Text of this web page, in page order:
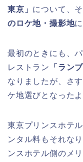
東京」 について、
のロケ地・撮影地
最初のときにも、
レストラン
「ラン
なりましたが、さ
ケ地選びとなったよ
東京プリンスホテ
ンタル料もそれな
ンスホテル側のメ